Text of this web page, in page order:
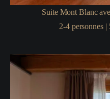
Suite Mont Blanc
2-4 personnes|